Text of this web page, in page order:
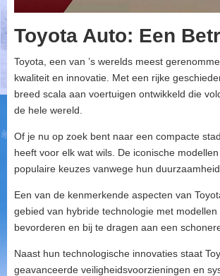
Toyota Auto: Een
Toyota, een van ’s werelds meest
kwaliteit en innovatie. Met een rijke
breed scala aan voertuigen ontwikkeld die
de hele wereld.
Of je nu op zoek bent naar een compacte
heeft voor elk wat wils. De iconische
populaire keuzes vanwege hun
Een van de kenmerkende aspecten van
gebied van hybride technologie met
bevorderen en bij te dragen aan een
Naast hun technologische innovaties staat
geavanceerde veiligheidsvoorzieningen en